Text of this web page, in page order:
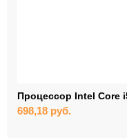
Процессор Intel Core
698,18 руб.